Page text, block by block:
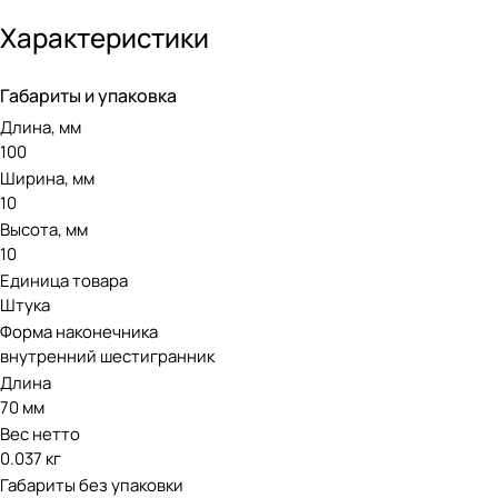
Основные преимущества:
Надёжная фиксация биты благодаря подпружиненному
Подвижная втулка — фиксация без необходимости
Освобождает руку — удобно при сборке и монтаже
Характеристики
Габариты и упаковка
Длина, мм
100
Ширина, мм
10
Высота, мм
10
Единица товара
Штука
Форма наконечника
внутренний шестигранник
Длина
70 мм
Вес нетто
0.037 кг
Габариты без упаковки